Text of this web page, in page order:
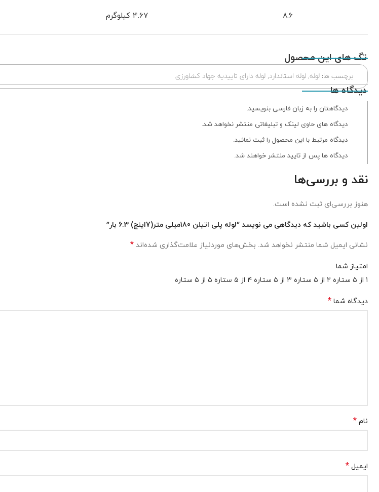
4.67 کیلوگرم
تگ های این محصول
برچسب ها: لوله, لوله استاندارد, لوله دارای تاییدیه جهاد کشاورزی
دیدگاه ها
دیدگاهتان را به زبان فارسی بنویسید.
دیدگاه های حاوی لینک و تبلیغاتی منتشر نخواهد شد.
دیدگاه مرتبط با این محصول را ثبت نمائید.
دیدگاه ها پس از تایید منتشر خواهند شد.
نقد و بررسی‌ها
هنوز بررسی‌ای ثبت نشده است.
اولین کسی باشید که دیدگاهی می نویسد “لوله پلی اتیلن 180میلی متر(7اینچ) 6.3 بار”
نشانی ایمیل شما منتشر نخواهد شد. بخش‌های موردنیاز علامت‌گذاری شده‌اند *
امتیاز شما
۱ از ۵ ستاره
۲ از ۵ ستاره ۳ از ۵ ستاره ۴ از ۵ ستاره ۵ از ۵ ستاره
دیدگاه شما *
نام *
ایمیل *